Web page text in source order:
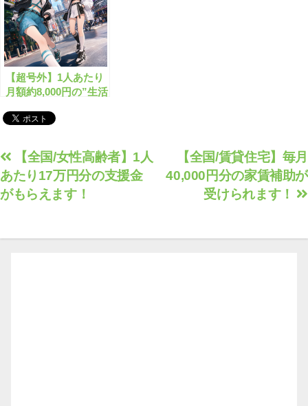
【超号外】1人あたり
月額約8,000円の”生活
す！
投
稿
ナ
ゲ
【全国/賃貸住宅】毎月
40,000円分の家賃補助が
受けられます！
【全国/女性高齢者】1人
あたり17万円分の支援金
がもらえます！